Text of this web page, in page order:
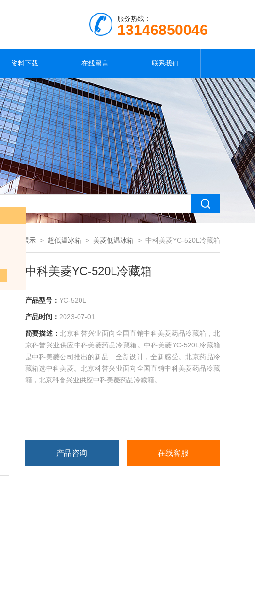
服务热线：
13146850046
资料下载 在线留言 联系我们
产品展示 > 超低温冰箱 > 美菱低温冰箱 > 中科美菱YC-520L冷藏箱
中科美菱YC-520L冷藏箱
产品型号： YC-520L
产品时间： 2023-07-01
简要描述：北京科誉兴业面向全国直销中科美菱药品冷藏箱，北
京科誉兴业供应中科美菱药品冷藏箱。中科美菱YC-520L冷藏箱
是中科美菱公司推出的新品，全新设计，全新感受。北京药品冷
藏箱选中科美菱。北京科誉兴业面向全国直销中科美菱药品冷藏
箱，北京科誉兴业供应中科美菱药品冷藏箱。
产品咨询 在线客服